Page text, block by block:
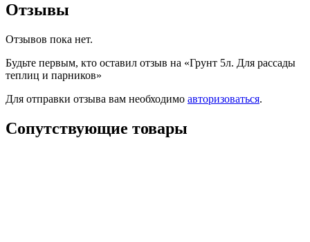
Отзывы
Отзывов пока нет.
Будьте первым, кто оставил отзыв на «Грунт 5л. Для рассады
теплиц и парников»
Для отправки отзыва вам необходимо авторизоваться.
Сопутствующие товары